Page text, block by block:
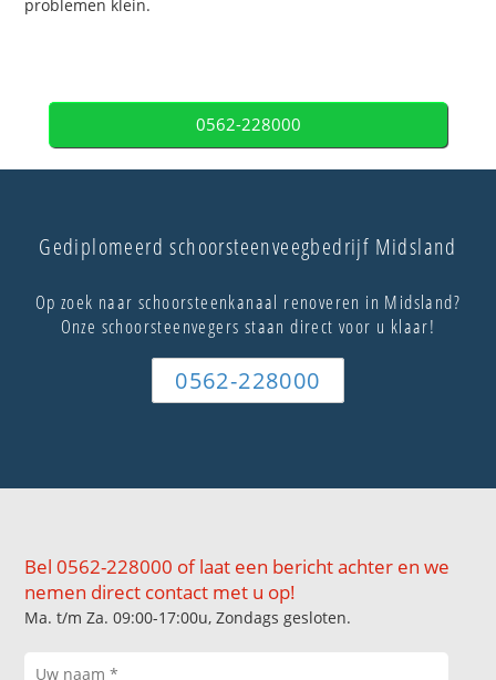
problemen klein.
0562-228000
Gediplomeerd schoorsteenveegbedrijf Midsland
Op zoek naar schoorsteenkanaal renoveren in Midsland?
Onze schoorsteenvegers staan direct voor u klaar!
0562-228000
Bel 0562-228000 of laat een bericht achter en we
nemen direct contact met u op!
Ma. t/m Za. 09:00-17:00u, Zondags gesloten.